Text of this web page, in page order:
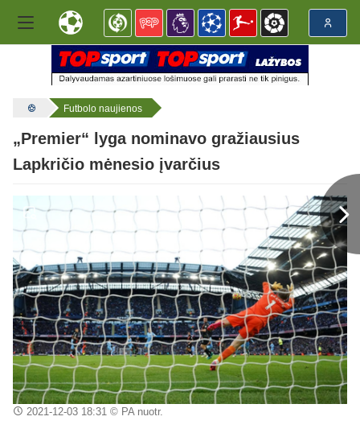
Futbolo naujienos
„Premier“ lyga nominavo gražiausius
Lapkričio mėnesio įvarčius
2021-12-03 18:31© PA nuotr.